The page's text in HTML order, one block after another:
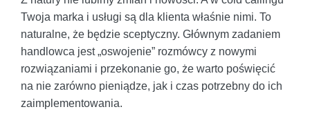
Twoja marka i usługi są dla klienta właśnie nimi. To
naturalne, że będzie sceptyczny. Głównym zadaniem
handlowca jest „oswojenie” rozmówcy z nowymi
rozwiązaniami i przekonanie go, że warto poświęcić
na nie zarówno pieniądze, jak i czas potrzebny do ich
zaimplementowania.